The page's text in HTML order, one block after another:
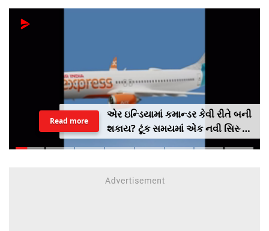
એર ઇન્ડિયામાં કમાન્ડર કેવી રીતે બની
શકાય? ટૂંક સમયમાં એક નવી સિસ્ટમ
લાગુ કરવામાં આવશે, જેમાં AI
Read more